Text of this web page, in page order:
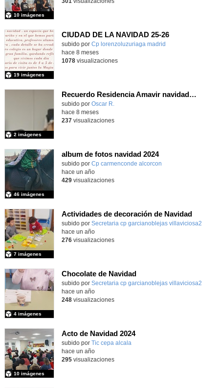
10 imágenes
CIUDAD DE LA NAVIDAD 25-26
subido por Cp lorenzoluzuriaga madrid
19 imágenes
hace 8 meses
1078visualizaciones
Recuerdo Residencia Amavir navidad 25 6D
Contenido educativo.
subido por Oscar R.
2 imágenes
hace 8 meses
237visualizaciones
album de fotos navidad 2024
subido por Cp carmenconde alcorcon
46 imágenes
hace un año
429visualizaciones
Actividades de decoración de Navidad
Contenido educativo.
subido por Secretaria cp garcianoblejas villaviciosa2
7 imágenes
hace un año
276visualizaciones
Chocolate de Navidad
subido por Secretaria cp garcianoblejas villaviciosa2
4 imágenes
hace un año
248visualizaciones
Acto de Navidad 2024
subido por Tic cepa alcala
10 imágenes
hace un año
295visualizaciones